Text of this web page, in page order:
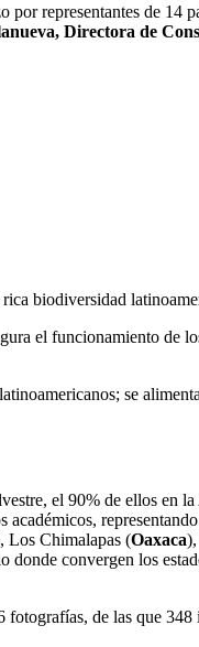
representantes de 14
Directora de
biodiversidad
el funcionamiento de
se
el 90% de ellos en
Los Chimalapas (Oaxaca
donde convergen los
de las que 348